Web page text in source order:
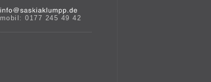
mobil: 0177 245 49 42